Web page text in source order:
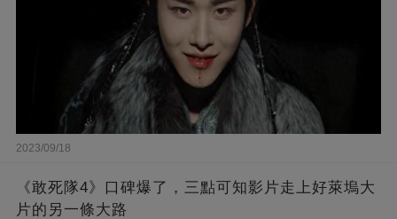
2023/09/18
《敢死隊4》口碑爆了，三點可知影片走上好萊塢大
片的另一條大路